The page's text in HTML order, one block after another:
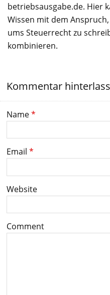
betriebsausgabe.de. Hier
Wissen mit dem
ums Steuerrecht zu
kombinieren.
Kommentar
Name*
Email *
Website
Comment